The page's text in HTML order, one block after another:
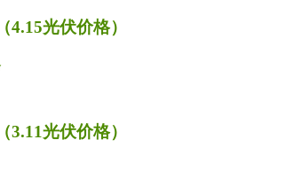
光伏价格）
光伏价格）